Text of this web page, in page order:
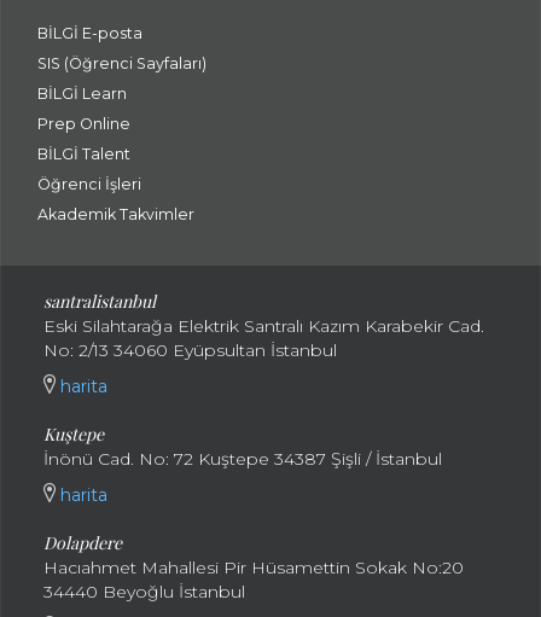
BİLGİ E-posta
SIS (Öğrenci Sayfaları)
BİLGİ Learn
Prep Online
BİLGİ Talent
Öğrenci İşleri
Akademik Takvimler
santralistanbul
Eski Silahtarağa Elektrik Santralı Kazım Karabekir Cad.
No: 2/13 34060 Eyüpsultan İstanbul
harita
Kuştepe
İnönü Cad. No: 72 Kuştepe 34387 Şişli / İstanbul
harita
Dolapdere
Hacıahmet Mahallesi Pir Hüsamettin Sokak No:20
34440 Beyoğlu İstanbul